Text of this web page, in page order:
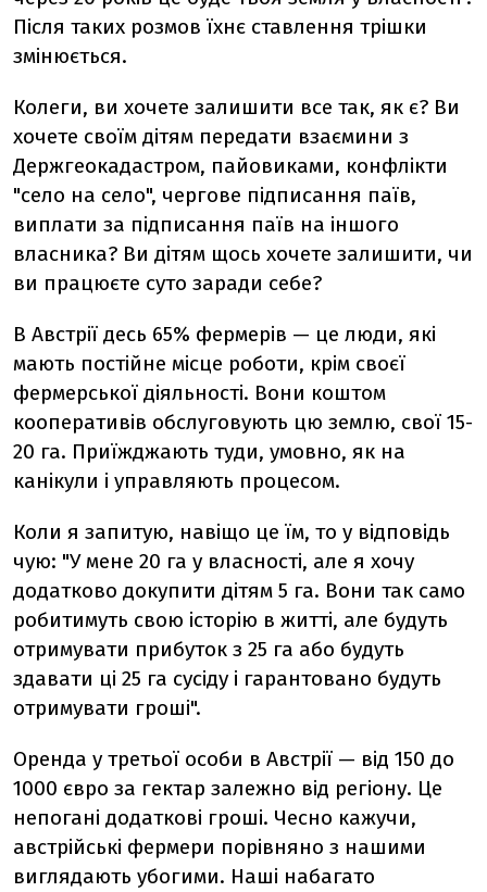
Після таких розмов їхнє ставлення трішки
змінюється.
Колеги, ви хочете залишити все так, як є? Ви
хочете своїм дітям передати взаємини з
Держгеокадастром, пайовиками, конфлікти
"село на село", чергове підписання паїв,
виплати за підписання паїв на іншого
власника? Ви дітям щось хочете залишити, чи
ви працюєте суто заради себе?
В Австрії десь 65% фермерів — це люди, які
мають постійне місце роботи, крім своєї
фермерської діяльності. Вони коштом
кооперативів обслуговують цю землю, свої 15-
20 га. Приїжджають туди, умовно, як на
канікули і управляють процесом.
Коли я запитую, навіщо це їм, то у відповідь
чую: "У мене 20 га у власності, але я хочу
додатково докупити дітям 5 га. Вони так само
робитимуть свою історію в житті, але будуть
отримувати прибуток з 25 га або будуть
здавати ці 25 га сусіду і гарантовано будуть
отримувати гроші".
Оренда у третьої особи в Австрії — від 150 до
1000 євро за гектар залежно від регіону. Це
непогані додаткові гроші. Чесно кажучи,
австрійські фермери порівняно з нашими
виглядають убогими. Наші набагато